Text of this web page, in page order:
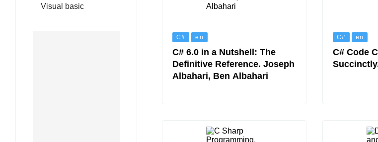
Visual basic
C# en
C# 6.0 in a Nutshell: The
Definitive Reference. Joseph
Albahari, Ben Albahari
C# en
C# Code